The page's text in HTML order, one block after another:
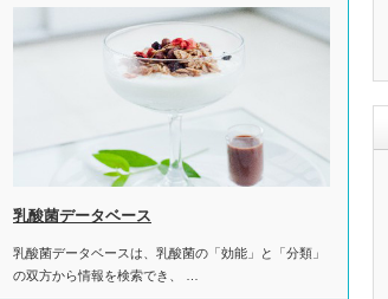
乳酸菌データベース
乳酸菌データベースは、乳酸菌の「効能」と「分類」
の双方から情報を検索でき、 …